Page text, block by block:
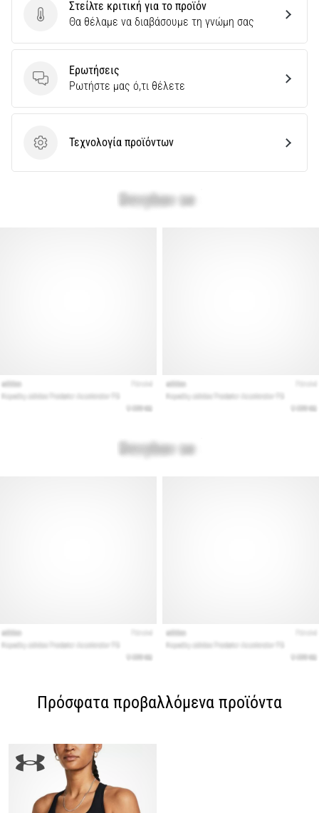
Εμφάνιση
όλων
άρθρων
Στείλτε κριτική για το προϊόν
Στείλτε κριτική για το προϊόν
Θα θέλαμε να διαβάσουμε τη γνώμη σας
Ερωτήσεις
Ερωτήσεις
Ρωτήστε μας ό,τι θέλετε
Τεχνολογία προϊόντων
Τεχνολογία προϊόντων
Πρόσφατα προβαλλόμενα προϊόντα